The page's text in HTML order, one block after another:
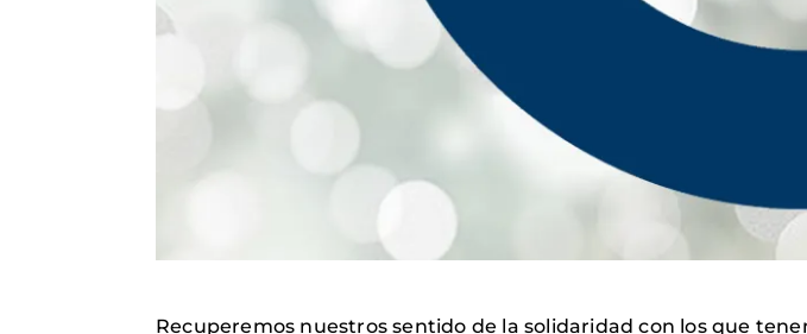
Recuperemos nuestros sentido de la solidaridad con los que